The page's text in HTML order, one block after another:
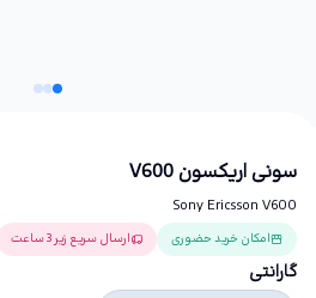
سونی اریکسون V600
Sony Ericsson V600
امکان خرید حضوری ارسال سریع زیر 3 ساعت
گارانتی